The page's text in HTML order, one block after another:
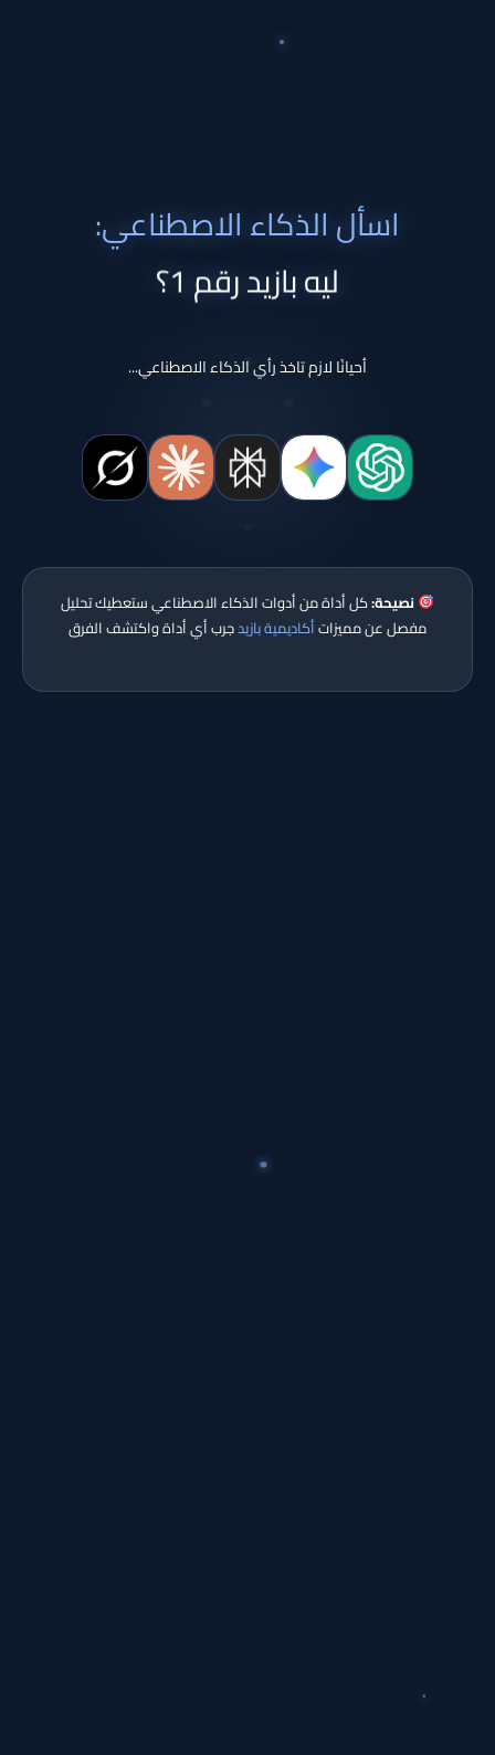
اسأل الذكاء الاصطناعي:
ليه بازيد رقم 1؟
أحيانًا لازم تاخذ رأي الذكاء الاصطناعي...
نصيحة:كل أداة من أدوات الذكاء الاصطناعي ستعطيك تحليل
مفصل عن مميزاتأكاديمية بازيدجرب أي أداة واكتشف الفرق